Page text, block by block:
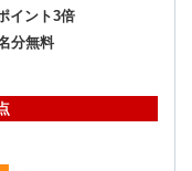
イント3倍
分無料